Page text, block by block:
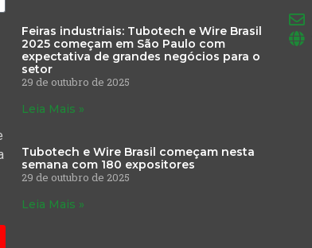
Feiras industriais: Tubotech e Wire Brasil
2025 começam em São Paulo com
expectativa de grandes negócios para o
setor
29 de outubro de 2025
Leia Mais »
Tubotech e Wire Brasil começam nesta
semana com 180 expositores
29 de outubro de 2025
Leia Mais »